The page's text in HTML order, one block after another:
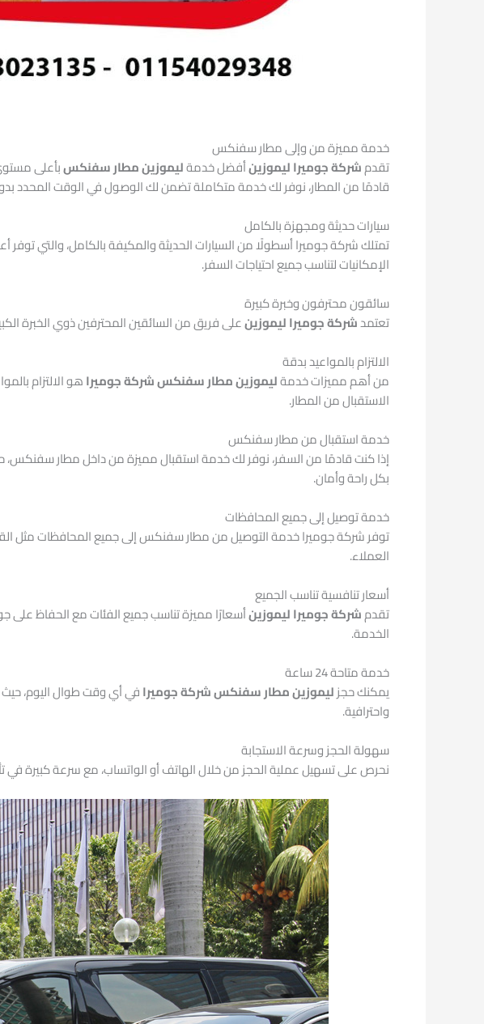
خدمة مميزة من وإلى مطار سفنكس
تقدمشركة جوميرا ليموزينأفضل خدمةليموزين مطار سفنكسبأعلى
قادمًا من المطار، نوفر لك خدمة متكاملة تضمن لك الوصول في الوقت المحدد بدون
سيارات حديثة ومجهزة بالكامل
تمتلك شركة جوميرا أسطولًا من السيارات الحديثة والمكيفة بالكامل، والتي توفر
الإمكانيات لتناسب جميع احتياجات السفر.
سائقون محترفون وخبرة كبيرة
تعتمدشركة جوميرا ليموزينعلى فريق من السائقين المحترفين ذوي الخبرة
الالتزام بالمواعيد بدقة
من أهم مميزات خدمةليموزين مطار سفنكس شركة جوميراهو الالتزام
الاستقبال من المطار.
خدمة استقبال من مطار سفنكس
إذا كنت قادمًا من السفر، نوفر لك خدمة استقبال مميزة من داخل مطار سفنكس،
بكل راحة وأمان.
خدمة توصيل إلى جميع المحافظات
توفر شركة جوميرا خدمة التوصيل من مطار سفنكس إلى جميع المحافظات مثل
العملاء.
أسعار تنافسية تناسب الجميع
تقدمشركة جوميرا ليموزينأسعارًا مميزة تناسب جميع الفئات مع الحفاظ على
الخدمة.
خدمة متاحة 24 ساعة
يمكنك حجزليموزين مطار سفنكس شركة جوميرا
واحترافية.
سهولة الحجز وسرعة الاستجابة
نحرص على تسهيل عملية الحجز من خلال الهاتف أو الواتساب، مع سرعة كبيرة في